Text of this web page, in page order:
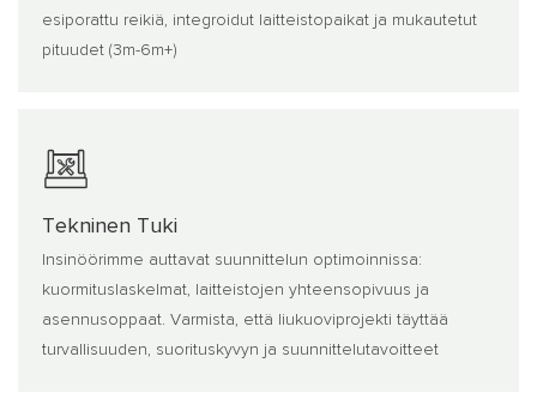
esiporattu reikiä, integroidut laitteistopaikat ja mukautetut
pituudet (3m-6m+)
Tekninen Tuki
Insinöörimme auttavat suunnittelun optimoinnissa:
kuormituslaskelmat, laitteistojen yhteensopivuus ja
asennusoppaat. Varmista, että liukuoviprojekti täyttää
turvallisuuden, suorituskyvyn ja suunnittelutavoitteet